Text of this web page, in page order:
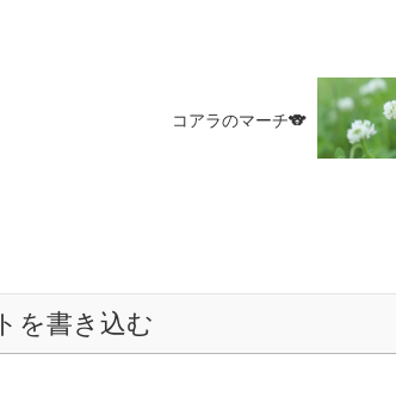
コアラのマーチ🐨
を書き込む